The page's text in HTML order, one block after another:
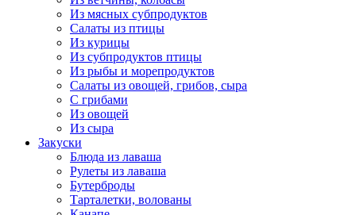
Из мясных субпродуктов
Салаты из птицы
Из курицы
Из субпродуктов птицы
Из рыбы и морепродуктов
Салаты из овощей, грибов, сыра
С грибами
Из овощей
Из сыра
Закуски
Блюда из лаваша
Рулеты из лаваша
Бутерброды
Тарталетки, волованы